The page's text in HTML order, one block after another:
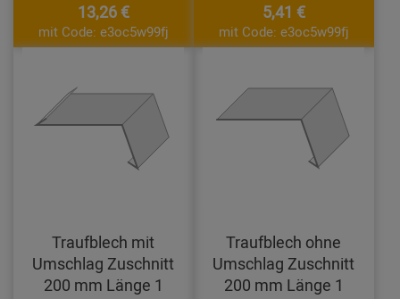
13,26 €
mit Code: e3oc5w99fj
5,41 €
mit Code: e3oc5w99fj
Traufblech mit
Umschlag Zuschnitt
200 mm Länge 1
Traufblech ohne
Umschlag Zuschnitt
200 mm Länge 1